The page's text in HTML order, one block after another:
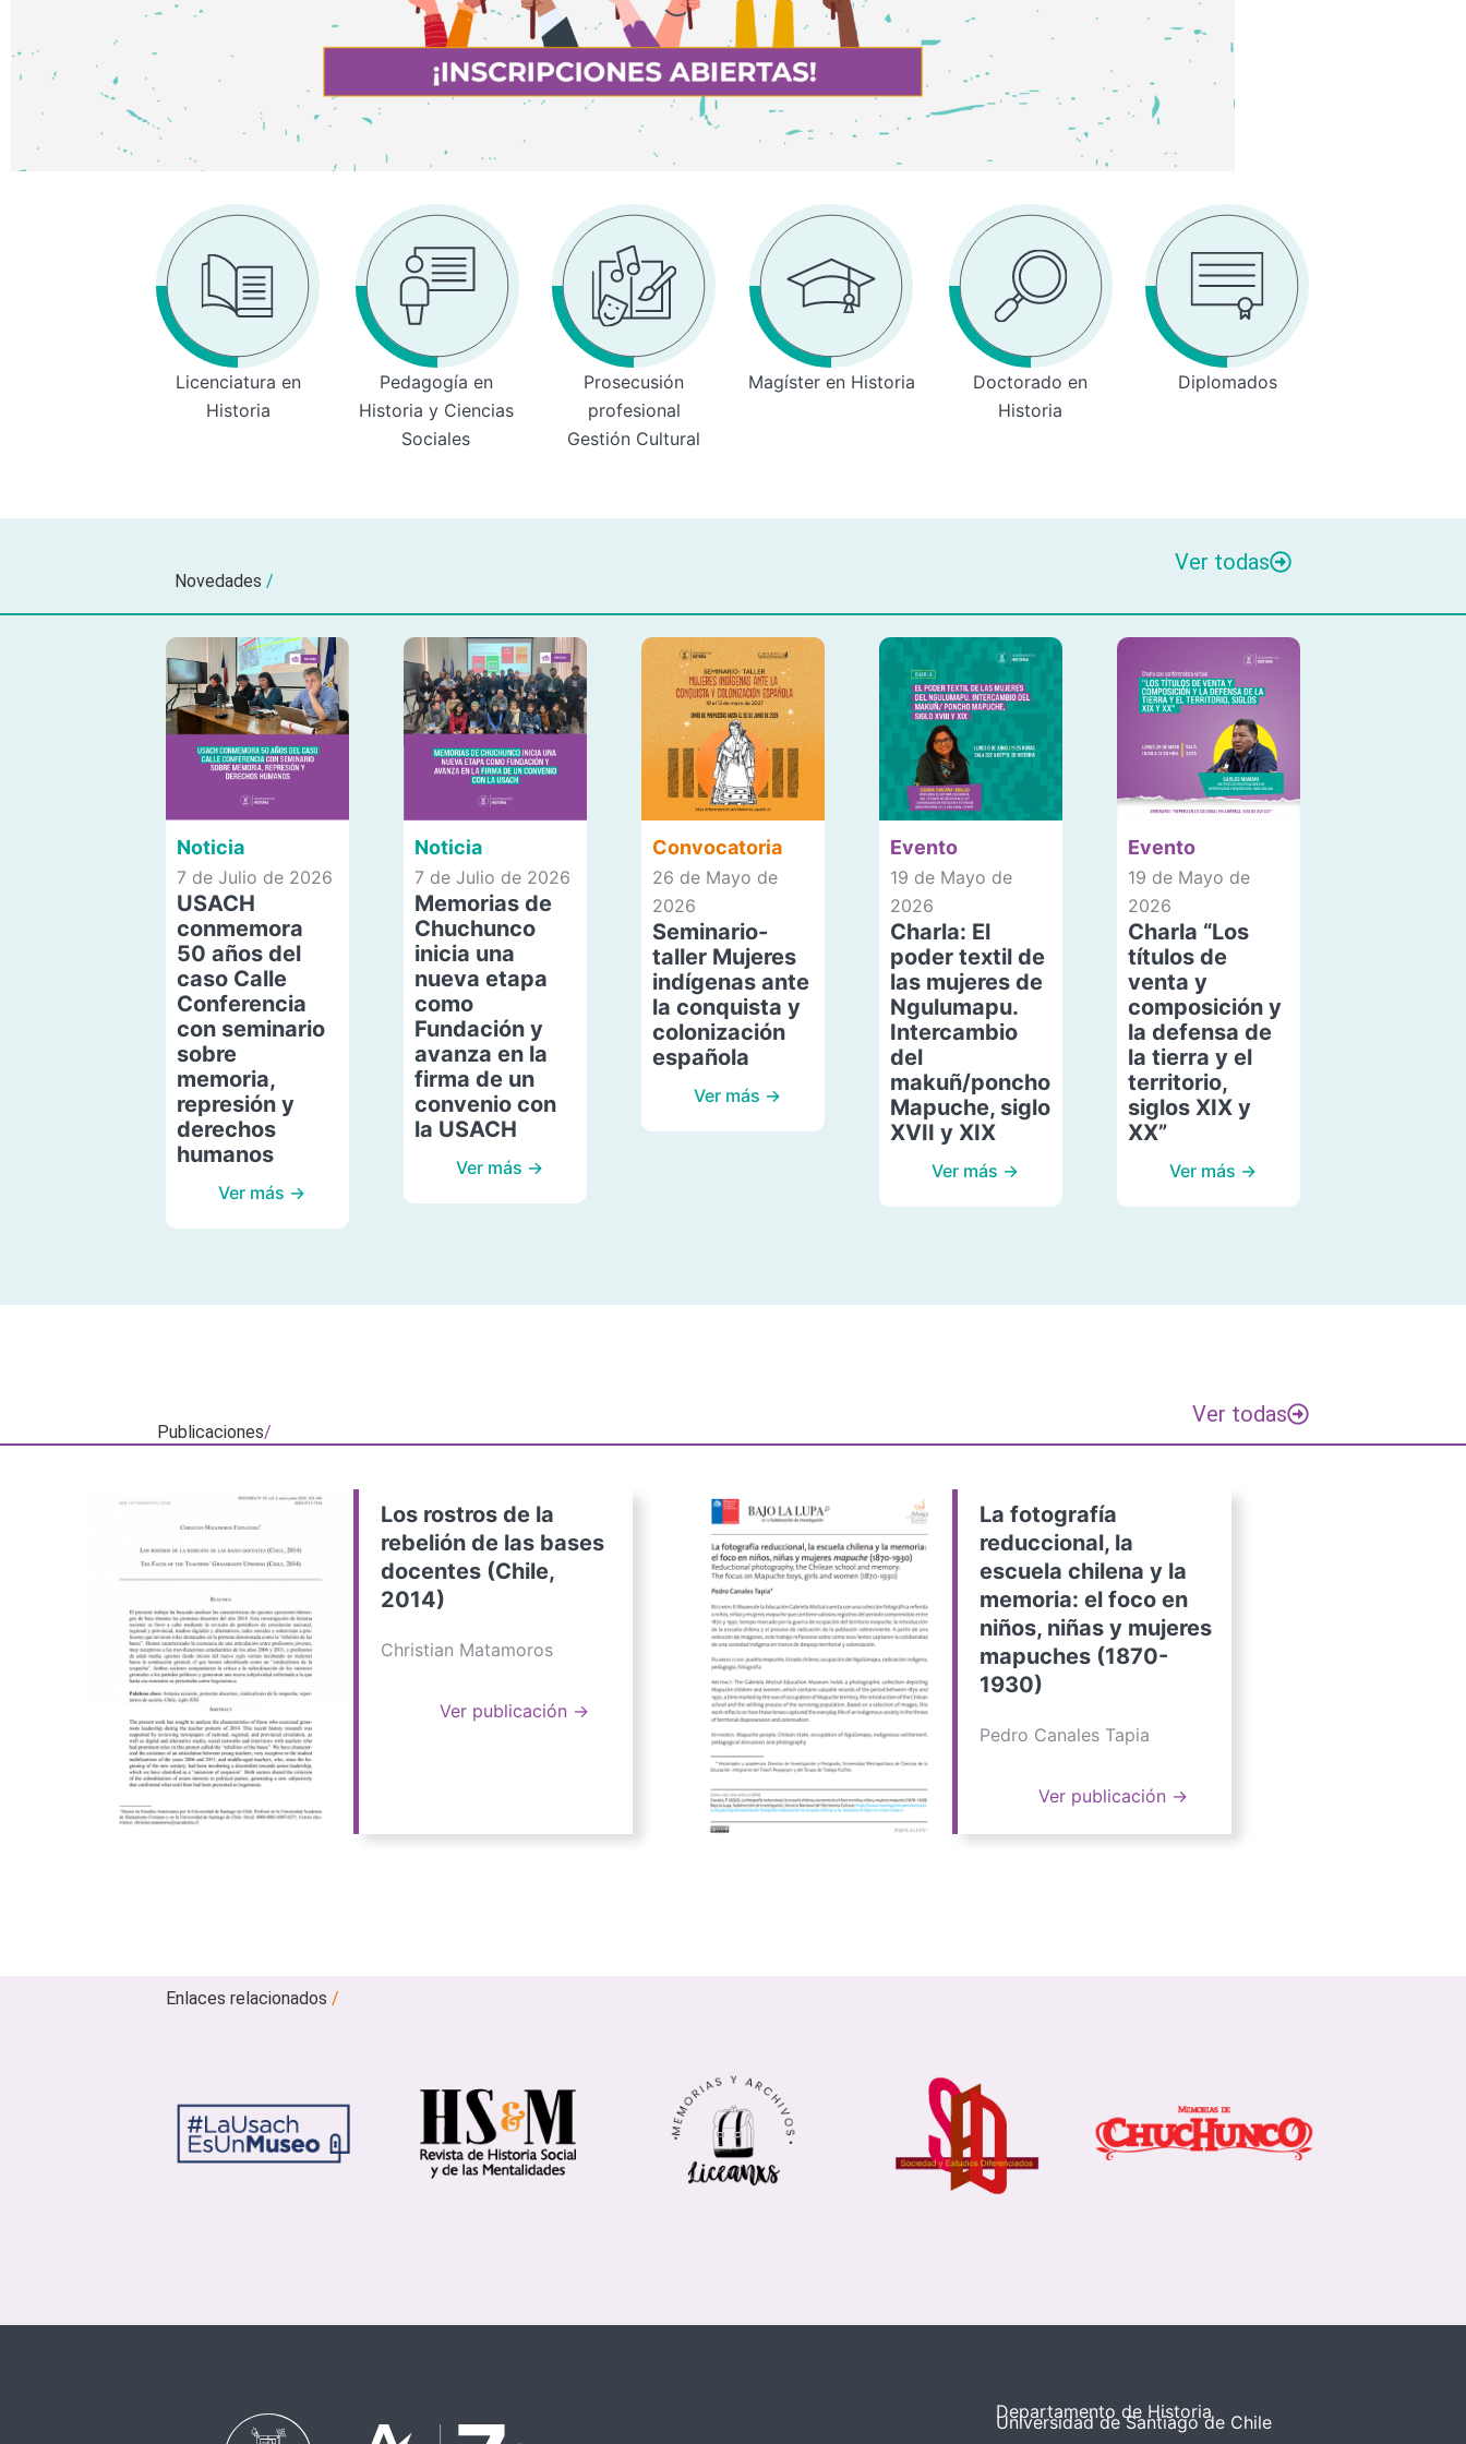
Licenciatura en
Historia
Pedagogía en
Historia y Ciencias
Sociales
Prosecusión
profesional
Gestión Cultural
Magíster en Historia
Doctorado en
Historia
Diplomados
Novedades /
Ver todas
Noticia
7 de Julio de 2026
USACH
conmemora
50 años del
caso Calle
Conferencia
con seminario
sobre
memoria,
represión y
derechos
humanos
Ver más →
Noticia
7 de Julio de 2026
Memorias de
Chuchunco
inicia una
nueva etapa
como
Fundación y
avanza en la
firma de un
convenio con
la USACH
Ver más →
Convocatoria
26 de Mayo de
2026
Seminario-
taller Mujeres
indígenas ante
la conquista y
colonización
española
Ver más →
Evento
19 de Mayo de
2026
Charla: El
poder textil de
las mujeres de
Ngulumapu.
Intercambio
del
makuñ/poncho
Mapuche, siglo
XVII y XIX
Ver más →
Evento
19 de Mayo de
2026
Charla “Los
títulos de
venta y
composición y
la defensa de
la tierra y el
territorio,
siglos XIX y
XX”
Ver más →
Publicaciones/
Ver todas
Los rostros de la
rebelión de las bases
docentes (Chile,
2014)
Christian Matamoros
Ver publicación →
La fotografía
reduccional, la
escuela chilena y la
memoria: el foco en
niños, niñas y mujeres
mapuches (1870-
1930)
Pedro Canales Tapia
Ver publicación →
Enlaces relacionados/
Departamento de Historia
Universidad de Santiago de Chile